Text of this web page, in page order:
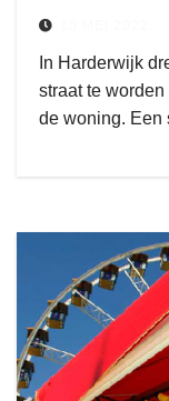
In Harderwijk
straat te
de woning.